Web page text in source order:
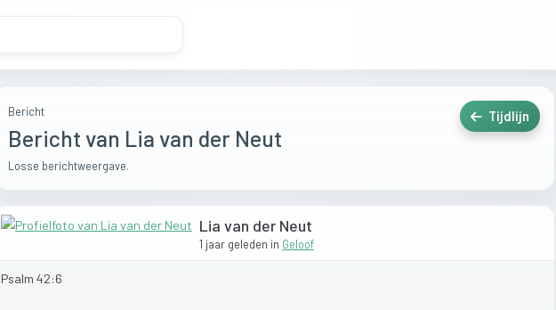
Bericht
Bericht van Lia van der Neut
Losse berichtweergave.
Tijdlijn
Lia van der Neut
1 jaar geleden in Geloof
Psalm 42:6